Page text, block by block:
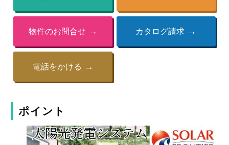
物件のお問合せ カタログ請求
電話をかける
ポイント